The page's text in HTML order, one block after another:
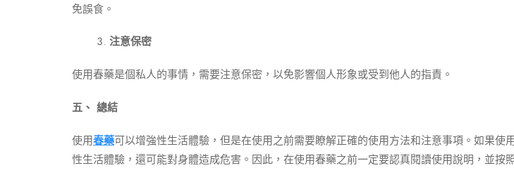
免誤食。
注意保密
使用春藥是個私人的事情，需要注意保密，以免影響個人形象或受到他人的指責。
五、 總結
使用春藥可以增強性生活體驗，但是在使用之前需要瞭解正確的使用方法和注意事項。如果使
性生活體驗，還可能對身體造成危害。因此，在使用春藥之前一定要認真閱讀使用說明，並按